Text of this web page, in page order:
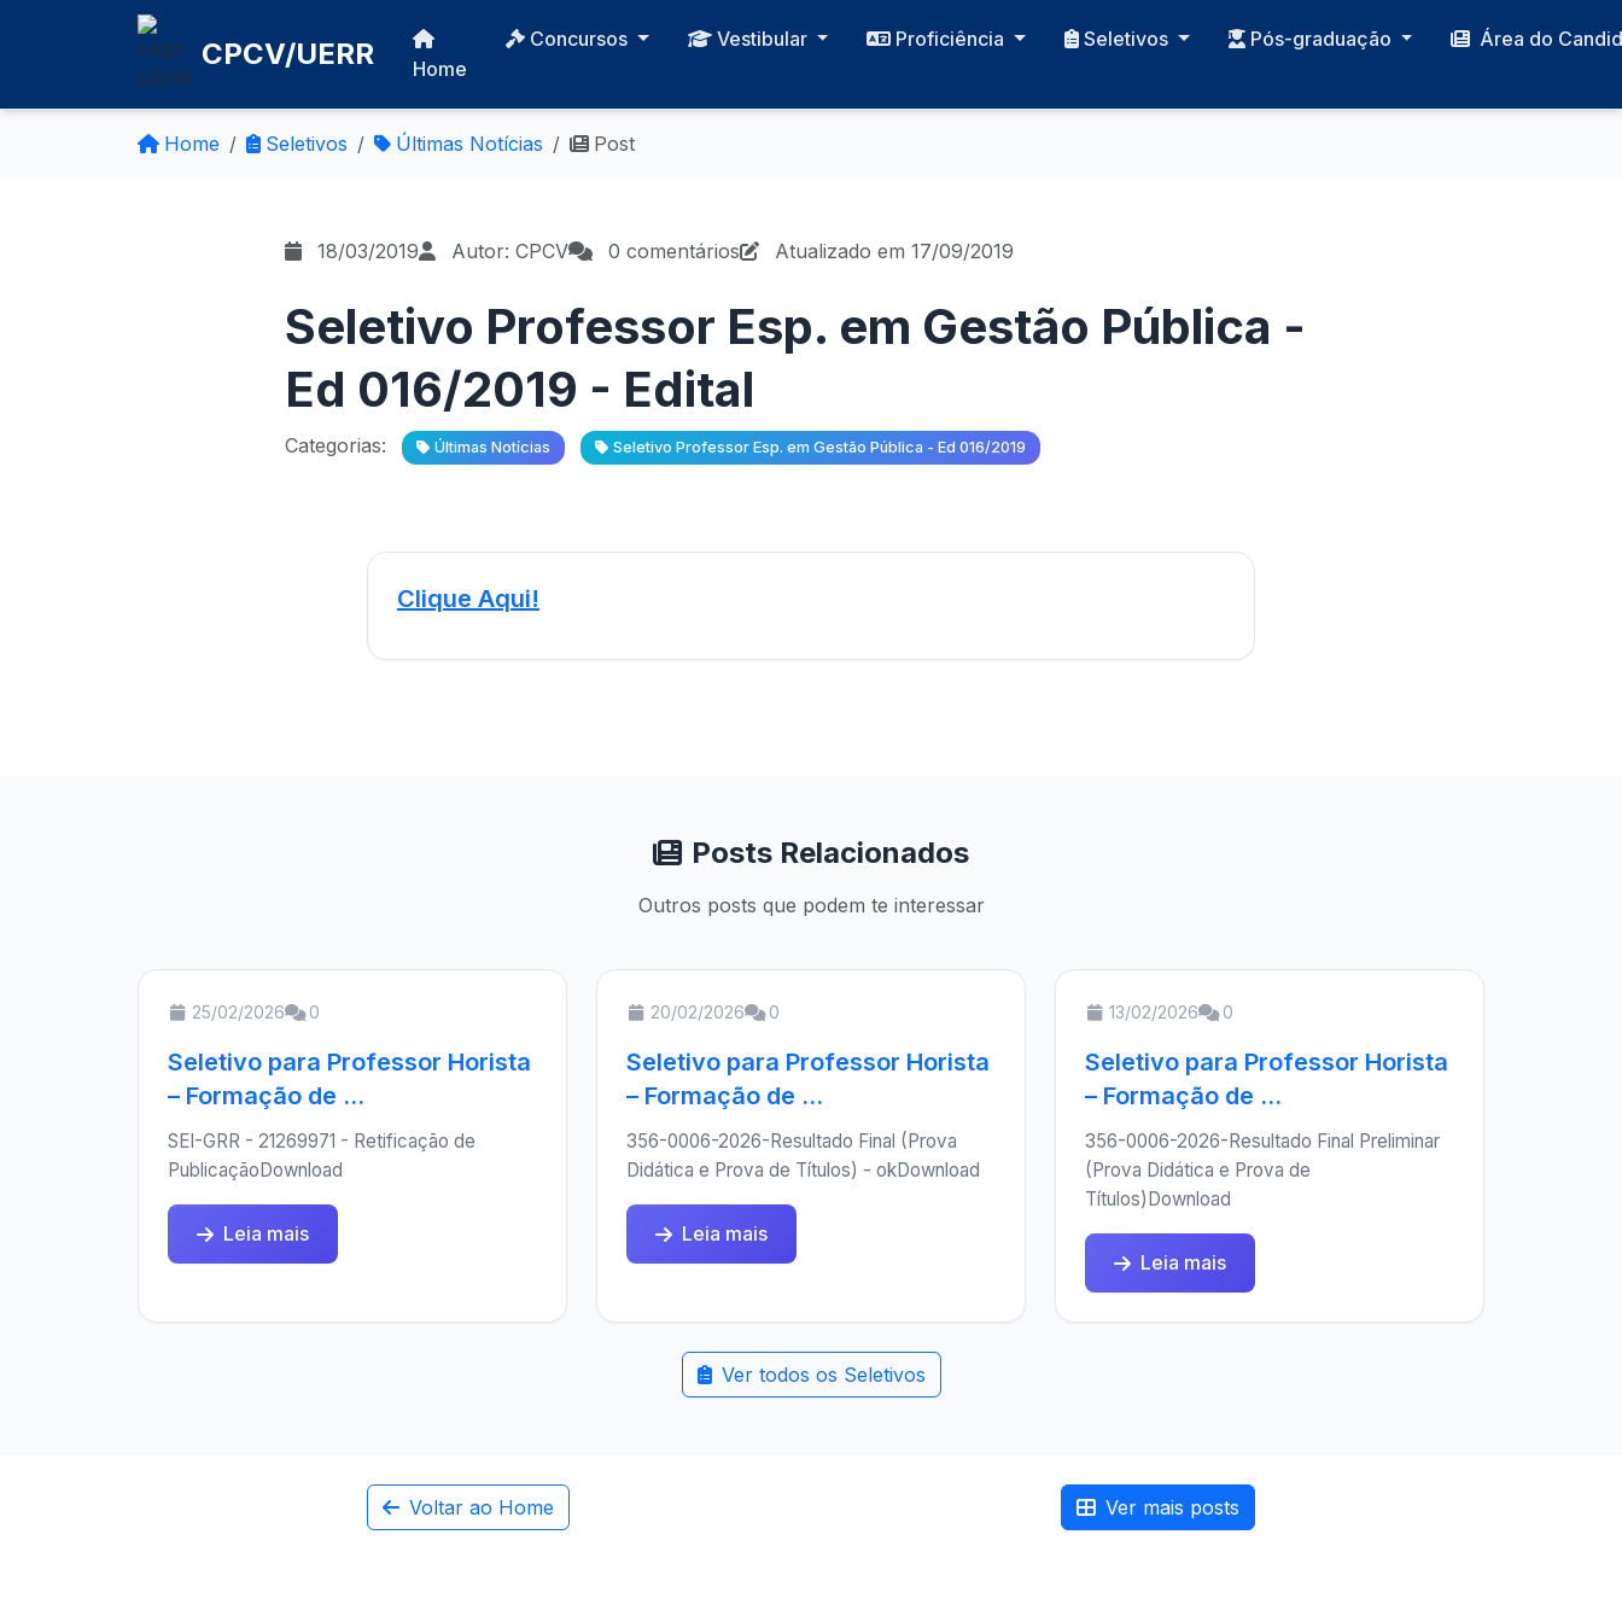
CPCV/UERR Home
Concursos Vestibular Proficiência Seletivos Pós-graduação Área do
Home Seletivos Últimas Notícias Post
18/03/2019 Autor: CPCV 0 comentários Atualizado em 17/09/2019
Seletivo Professor Esp. em Gestão Pública -
Ed 016/2019 - Edital
Categorias: Últimas Notícias Seletivo Professor Esp. em Gestão Pública - Ed 016/2019
Clique Aqui!
Posts Relacionados
Outros posts que podem te interessar
25/02/2026 0
Seletivo para Professor Horista
– Formação de ...
SEI-GRR - 21269971 - Retificação de
PublicaçãoDownload
Leia mais
20/02/2026 0
Seletivo para Professor Horista
– Formação de ...
356-0006-2026-Resultado Final (Prova
Didática e Prova de Títulos) - okDownload
Leia mais
13/02/2026 0
Seletivo para Professor Horista
– Formação de ...
356-0006-2026-Resultado Final Preliminar
(Prova Didática e Prova de
Títulos)Download
Leia mais
Ver todos os Seletivos
Voltar ao Home Ver mais posts